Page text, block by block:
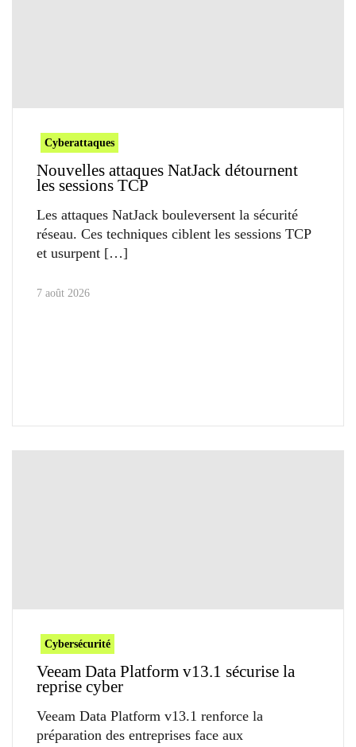
Cyberattaques
Nouvelles attaques NatJack détournent
les sessions TCP
Les attaques NatJack bouleversent la sécurité
réseau. Ces techniques ciblent les sessions TCP
et usurpent
7 août 2026
Cybersécurité
Veeam Data Platform v13.1 sécurise la
reprise cyber
Veeam Data Platform v13.1 renforce la
préparation des entreprises face aux